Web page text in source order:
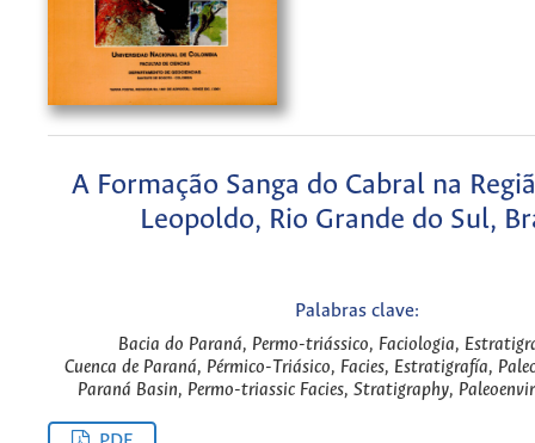
A Formação Sanga do Cabral na
Leopoldo, Rio Grande do Sul,
Palabras clave:
Bacia do Paraná, Permo-triássico, Faciologia,
Cuenca de Paraná, Pérmico-Triásico, Facies, Estratigrafía,
Paraná Basin, Permo-triassic Facies, Stratigraphy,